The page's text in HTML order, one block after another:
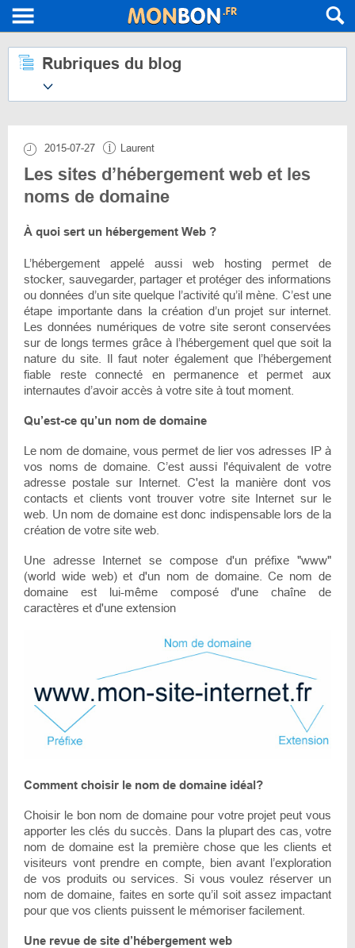
Rubriques du blog
2015-07-27 Laurent
Les sites d’hébergement web et les
noms de domaine
À quoi sert un hébergement Web ?
L’hébergement appelé aussi web hosting permet de
stocker, sauvegarder, partager et protéger des informations
ou données d’un site quelque l’activité qu’il mène. C’est une
étape importante dans la création d’un projet sur internet.
Les données numériques de votre site seront conservées
sur de longs termes grâce à l’hébergement quel que soit la
nature du site. Il faut noter également que l’hébergement
fiable reste connecté en permanence et permet aux
internautes d’avoir accès à votre site à tout moment.
Qu’est-ce qu’un nom de domaine
Le nom de domaine, vous permet de lier vos adresses IP à
vos noms de domaine. C’est aussi l'équivalent de votre
adresse postale sur Internet. C'est la manière dont vos
contacts et clients vont trouver votre site Internet sur le
web. Un nom de domaine est donc indispensable lors de la
création de votre site web.
Une adresse Internet se compose d'un préfixe "www"
(world wide web) et d'un nom de domaine. Ce nom de
domaine est lui-même composé d'une chaîne de
caractères et d'une extension
Comment choisir le nom de domaine idéal?
Choisir le bon nom de domaine pour votre projet peut vous
apporter les clés du succès. Dans la plupart des cas, votre
nom de domaine est la première chose que les clients et
visiteurs vont prendre en compte, bien avant l’exploration
de vos produits ou services. Si vous voulez réserver un
nom de domaine, faites en sorte qu’il soit assez impactant
pour que vos clients puissent le mémoriser facilement.
Une revue de site d’hébergement web